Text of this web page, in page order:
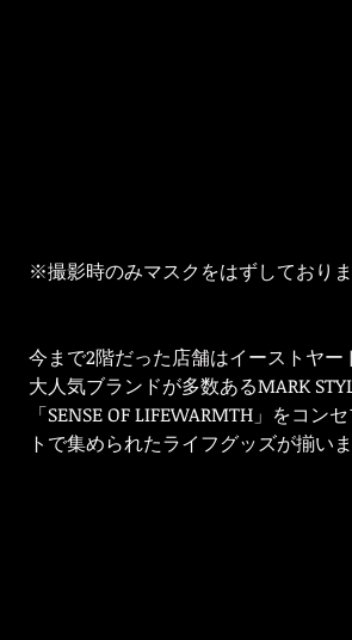
※撮影時のみマスクをはずしておりま
今まで2階だった店舗はイーストヤー
大人気ブランドが多数あるMARK
「SENSE OF LIFEWARMTH」をコ
トで集められたライフグッズが揃いま